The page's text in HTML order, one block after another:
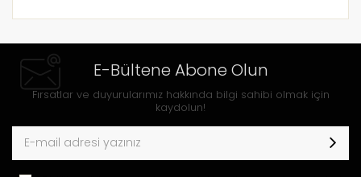
E-Bültene Abone Olun
Fırsatlar ve duyurularımız hakkında bilgi sahibi olmak için
kaydolun!